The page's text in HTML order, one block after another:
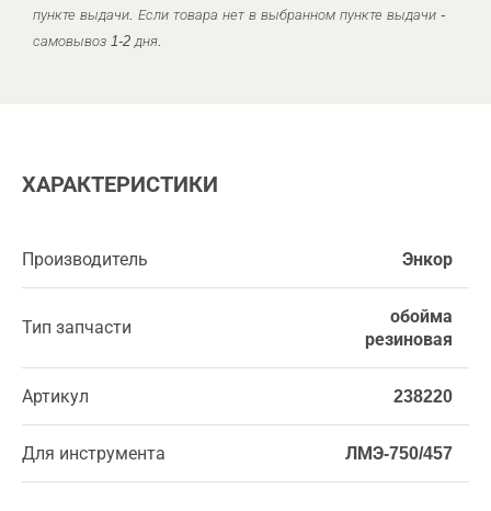
пункте выдачи. Если товара нет в выбранном пункте выдачи -
самовывоз 1-2 дня.
ХАРАКТЕРИСТИКИ
Производитель Энкор
Тип запчасти
обойма
резиновая
Артикул 238220
Для инструмента ЛМЭ-750/457